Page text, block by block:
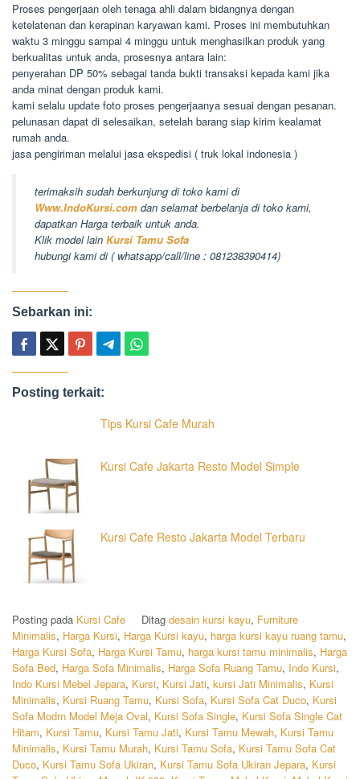
Proses pengerjaan oleh tenaga ahli dalam bidangnya dengan
ketelatenan dan kerapinan karyawan kami. Proses ini membutuhkan
waktu 3 minggu sampai 4 minggu untuk menghasilkan produk yang
berkualitas untuk anda, prosesnya antara lain:
penyerahan DP 50% sebagai tanda bukti transaksi kepada kami jika
anda minat dengan produk kami.
kami selalu update foto proses pengerjaanya sesuai dengan pesanan.
pelunasan dapat di selesaikan, setelah barang siap kirim kealamat
rumah anda.
jasa pengiriman melalui jasa ekspedisi ( truk lokal indonesia )
terimaksih sudah berkunjung di toko kami di
Www.IndoKursi.com dan selamat berbelanja di toko kami,
dapatkan Harga terbaik untuk anda.
Klik model lain Kursi Tamu Sofa
hubungi kami di ( whatsapp/call/line : 081238390414)
Sebarkan ini:
Posting terkait:
Tips Kursi Cafe Murah
Kursi Cafe Jakarta Resto Model Simple
Kursi Cafe Resto Jakarta Model Terbaru
Posting pada Kursi Cafe Ditag desain kursi kayu, Furniture
Minimalis, Harga Kursi, Harga Kursi kayu, harga kursi kayu ruang tamu,
Harga Kursi Sofa, Harga Kursi Tamu, harga kursi tamu minimalis, Harga
Sofa Bed, Harga Sofa Minimalis, Harga Sofa Ruang Tamu, Indo Kursi,
Indo Kursi Mebel Jepara, Kursi, Kursi Jati, kursi Jati Minimalis, Kursi
Minimalis, Kursi Ruang Tamu, Kursi Sofa, Kursi Sofa Cat Duco, Kursi
Sofa Modrn Model Meja Oval, Kursi Sofa Single, Kursi Sofa Single Cat
Hitam, Kursi Tamu, Kursi Tamu Jati, Kursi Tamu Mewah, Kursi Tamu
Minimalis, Kursi Tamu Murah, Kursi Tamu Sofa, Kursi Tamu Sofa Cat
Duco, Kursi Tamu Sofa Ukiran, Kursi Tamu Sofa Ukiran Jepara, Kursi